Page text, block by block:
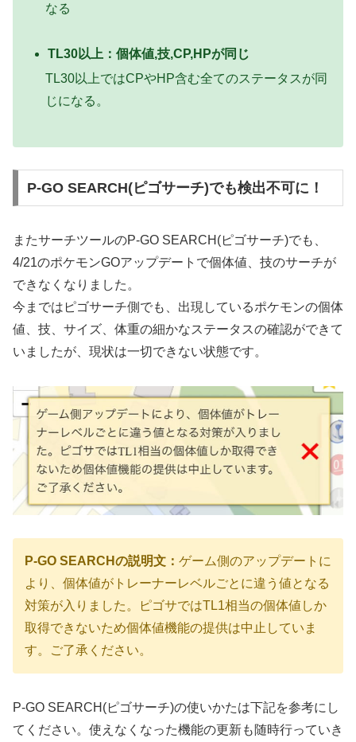
なる
TL30以上：個体値,技,CP,HPが同じ
TL30以上ではCPやHP含む全てのステータスが同
じになる。
P-GO SEARCH(ピゴサーチ)でも検出不可に！
またサーチツールのP-GO SEARCH(ピゴサーチ)でも、
4/21のポケモンGOアップデートで個体値、技のサーチが
できなくなりました。
今まではピゴサーチ側でも、出現しているポケモンの個体
値、技、サイズ、体重の細かなステータスの確認ができて
いましたが、現状は一切できない状態です。
P-GO SEARCHの説明文： ゲーム側のアップデートに
より、個体値がトレーナーレベルごとに違う値となる
対策が入りました。ピゴサではTL1相当の個体値しか
取得できないため個体値機能の提供は中止していま
す。ご了承ください。
P-GO SEARCH(ピゴサーチ)の使いかたは下記を参考にし
てください。使えなくなった機能の更新も随時行っていき